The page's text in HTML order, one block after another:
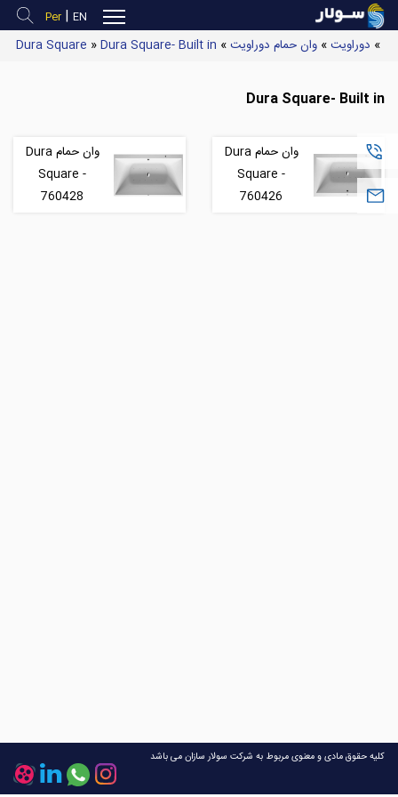
Per | EN
» دوراویت» وان حمام دوراویت»
Dura Square »Dura Square- Built in
Dura Square- Built in
وان حمام Dura
Square -
760426
وان حمام Dura
Square -
760428
کلیه حقوق مادی و معنوی مربوط به شرکت سولار سازان می باشد